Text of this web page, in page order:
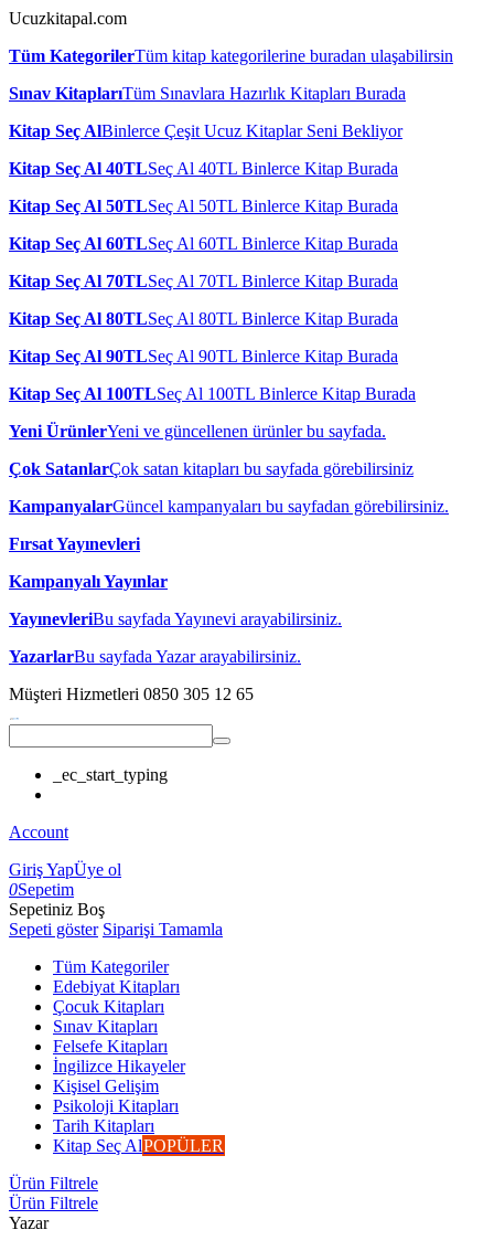
Ucuzkitapal.com
Tüm KategorilerTüm kitap kategorilerine buradan ulaşabilirsin
Sınav KitaplarıTüm Sınavlara Hazırlık Kitapları Burada
Kitap Seç AlBinlerce Çeşit Ucuz Kitaplar Seni Bekliyor
Kitap Seç Al 40TLSeç Al 40TL Binlerce Kitap Burada
Kitap Seç Al 50TLSeç Al 50TL Binlerce Kitap Burada
Kitap Seç Al 60TLSeç Al 60TL Binlerce Kitap Burada
Kitap Seç Al 70TLSeç Al 70TL Binlerce Kitap Burada
Kitap Seç Al 80TLSeç Al 80TL Binlerce Kitap Burada
Kitap Seç Al 90TLSeç Al 90TL Binlerce Kitap Burada
Kitap Seç Al 100TLSeç Al 100TL Binlerce Kitap Burada
Yeni ÜrünlerYeni ve güncellenen ürünler bu sayfada.
Çok SatanlarÇok satan kitapları bu sayfada görebilirsiniz
KampanyalarGüncel kampanyaları bu sayfadan görebilirsiniz.
Fırsat Yayınevleri
Kampanyalı Yayınlar
YayınevleriBu sayfada Yayınevi arayabilirsiniz.
YazarlarBu sayfada Yazar arayabilirsiniz.
Müşteri Hizmetleri 0850 305 12 65
_ec_start_typing
Account
Giriş YapÜye ol
0Sepetim
Sepetiniz Boş
Sepeti göster Siparişi Tamamla
Tüm Kategoriler
Edebiyat Kitapları
Çocuk Kitapları
Sınav Kitapları
Felsefe Kitapları
İngilizce Hikayeler
Kişisel Gelişim
Psikoloji Kitapları
Tarih Kitapları
Kitap Seç AlPOPÜLER
Ürün Filtrele
Ürün Filtrele
Yazar